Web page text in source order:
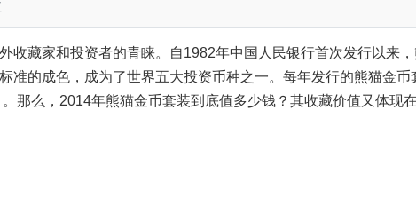
收藏家和投资者的青睐。自1982年中国人民银行首次发行以来，
准的成色，成为了世界五大投资币种之一。每年发行的熊猫金币
那么，2014年熊猫金币套装到底值多少钱？其收藏价值又体现